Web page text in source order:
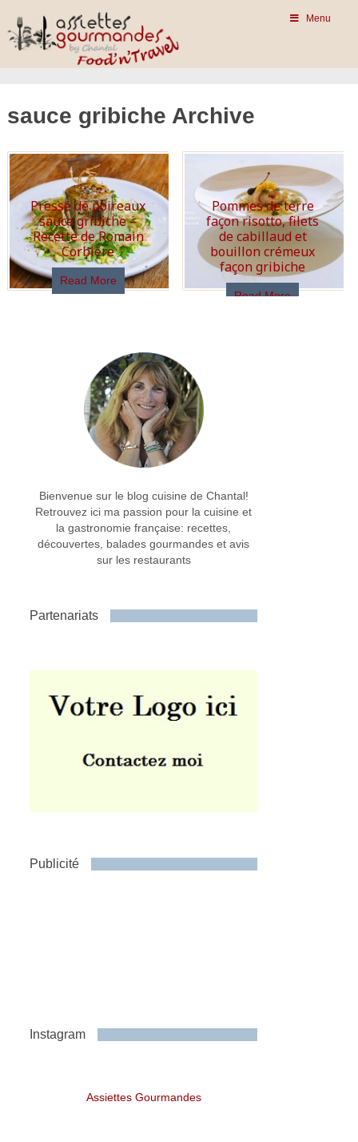
Menu
sauce gribiche Archive
Pressé de poireaux
sauce gribiche –
Recette de Romain
Corbière
Read More
Pommes de terre
façon risotto, filets
de cabillaud et
bouillon crémeux
façon gribiche
Read More
Bienvenue sur le blog cuisine de Chantal!
Retrouvez ici ma passion pour la cuisine et
la gastronomie française: recettes,
découvertes, balades gourmandes et avis
sur les restaurants
Partenariats
Publicité
Instagram
Assiettes Gourmandes